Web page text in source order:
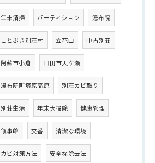
年末清掃 パーティション 湯布院
ことぶき別荘村 立花山 中古別荘
阿蘇市小倉 日田市天ケ瀬
湯布院町塚原高原 別荘カビ取り
別荘生活 年末大掃除 健康管理
領事館 交番 清潔な環境
カビ対策方法 安全な除去法